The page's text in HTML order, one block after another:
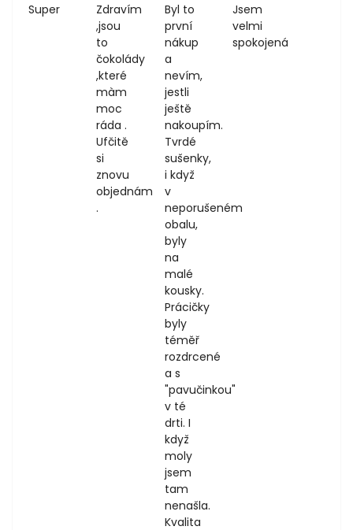
Super
Zdravím
,jsou
to
čokolády
,které
màm
moc
ráda .
Ufčitě
si
znovu
objednám
.
Byl to
první
nákup
a
nevím,
jestli
ještě
nakoupím.
Tvrdé
sušenky,
i když
v
neporušeném
obalu,
byly
na
malé
kousky.
Prácičky
byly
téměř
rozdrcené
a s
"pavučinkou"
v té
drti. I
když
moly
jsem
tam
nenašla.
Kvalita
Jsem
velmi
spokojená